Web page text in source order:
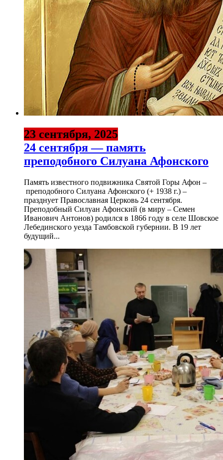
23 сентября, 2025
24 сентября — память
преподобного Силуана Афонского
Память известного подвижника Святой Горы Афон –
преподобного Силуана Афонского (+ 1938 г.) –
празднует Православная Церковь 24 сентября.
Преподобный Силуан Афонский (в миру – Семен
Иванович Антонов) родился в 1866 году в селе Шовское
Лебединского уезда Тамбовской губернии. В 19 лет
будущий...